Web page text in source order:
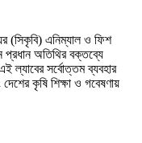
(সিকৃবি) এনিম্যাল ও ফিশ
প্রধান অতিথির বক্তব্যে
ল্যাবের সর্বোত্তম ব্যবহার
দেশের কৃষি শিক্ষা ও গবেষণায়